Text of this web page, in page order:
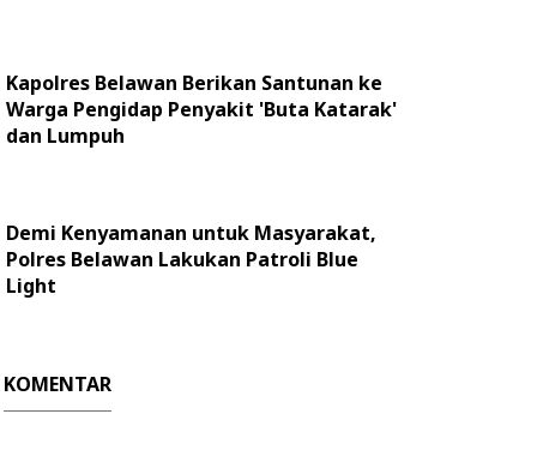
Kapolres Belawan Berikan Santunan ke
Warga Pengidap Penyakit 'Buta Katarak'
dan Lumpuh
Demi Kenyamanan untuk Masyarakat,
Polres Belawan Lakukan Patroli Blue
Light
KOMENTAR